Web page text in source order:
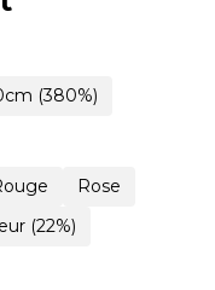
(380%)
Rose
(22%)